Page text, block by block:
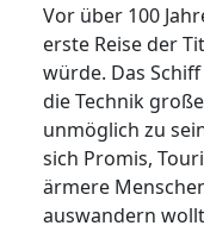
Vor über 100
erste Reise der
würde. Das
die Technik
unmöglich zu
sich Promis,
ärmere
auswandern